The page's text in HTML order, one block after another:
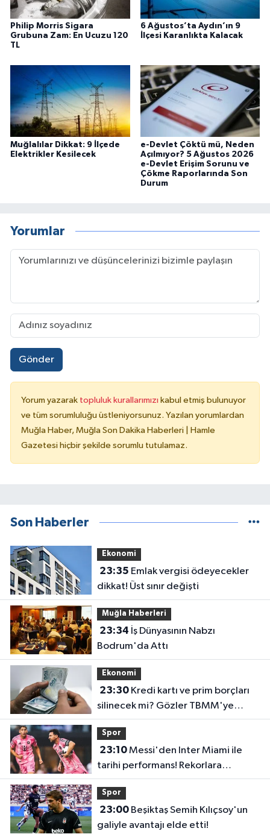
Philip Morris Sigara
Grubuna Zam: En Ucuzu 120
TL
6 Ağustos’ta Aydın’ın 9
İlçesi Karanlıkta Kalacak
Muğlalılar Dikkat: 9 İlçede
Elektrikler Kesilecek
e-Devlet Çöktü mü, Neden
Açılmıyor? 5 Ağustos 2026
e-Devlet Erişim Sorunu ve
Çökme Raporlarında Son
Durum
Yorumlar
Gönder
Yorum yazarak topluluk kurallarımızı kabul etmiş bulunuyor
ve tüm sorumluluğu üstleniyorsunuz. Yazılan yorumlardan
Muğla Haber, Muğla Son Dakika Haberleri | Hamle
Gazetesi hiçbir şekilde sorumlu tutulamaz.
Son Haberler
Ekonomi
23:35
dikkat! Üst sınır değişti
Muğla Haberleri
23:34
Bodrum'da Attı
Ekonomi
23:30Kredi kartı ve prim borçları
silinecek mi? Gözler TBMM'ye
çevrildi
Spor
23:10Messi'den Inter Miami ile
tarihi performans! Rekorlara
doymuyor
Spor
23:00Beşiktaş Semih Kılıçsoy'un
galiyle avantajı elde etti!